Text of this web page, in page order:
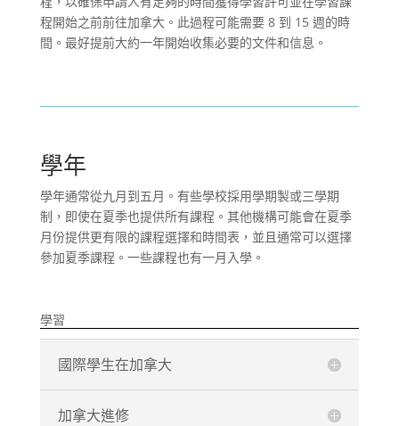
程開始之前前往加拿大。此過程可能需要 8 到 15 週的時
間。最好提前大約一年開始收集必要的文件和信息。
學年
學年通常從九月到五月。有些學校採用學期製或三學期
制，即使在夏季也提供所有課程。其他機構可能會在夏季
月份提供更有限的課程選擇和時間表，並且通常可以選擇
參加夏季課程。一些課程也有一月入學。
學習
國際學生在加拿大
加拿大進修